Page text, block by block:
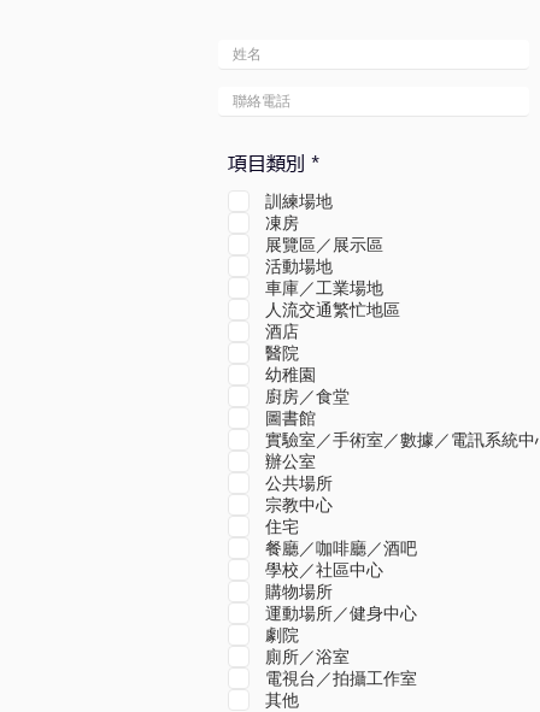
項目類別 *必
訓練場地
凍房
展覽區／展示區
活動場地
車庫／工業場地
人流交通繁忙地區
酒店
醫院
幼稚園
廚房／食堂
圖書館
實驗室／手術室／數據／電訊系統中
辦公室
公共場所
宗教中心
住宅
餐廳／咖啡廳／酒吧
學校／社區中心
購物場所
運動場所／健身中心
劇院
廁所／浴室
電視台／拍攝工作室
其他